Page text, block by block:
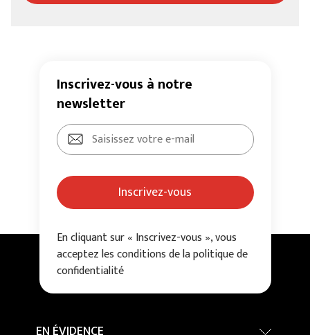
Inscrivez-vous à notre
newsletter
Inscrivez-vous
En cliquant sur « Inscrivez-vous », vous
acceptez les conditions de la politique de
confidentialité